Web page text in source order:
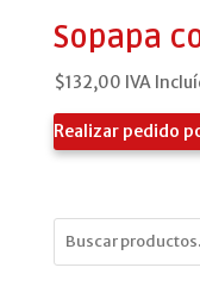
Sopapa
$132,00 IVA
Realizar pedido